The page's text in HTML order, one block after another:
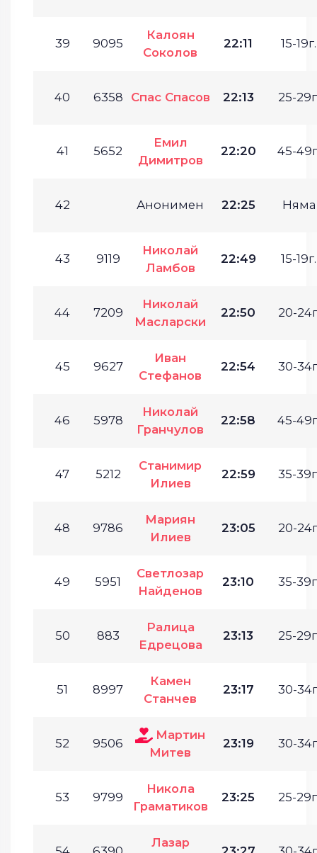
39 9095
Калоян
Соколов
22:11 15-19г.
40 6358 Спас Спасов 22:13 25-
41 5652
Емил
Димитров
22:20 45-
42 Анонимен 22:25 Няма
43 9119
Николай
Ламбов
22:49 15-19г.
44 7209
Николай
Масларски
22:50 20-
45 9627
Иван
Стефанов
22:54 30-
46 5978
Николай
Гранчулов
22:58 45-
47 5212
Станимир
Илиев
22:59 35-
48 9786
Мариян
Илиев
23:05 20-
49 5951
Светлозар
Найденов
23:10 35-
50 883
Ралица
Едрецова
23:13 25-
51 8997
Камен
Станчев
23:17 30-
52 9506
Мартин
Митев
23:19 30-
53 9799
Никола
Граматиков
23:25 25-
Лазар